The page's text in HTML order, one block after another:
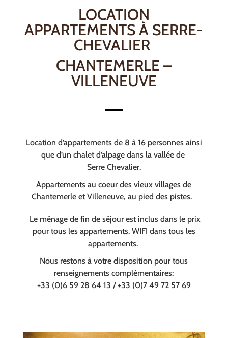
LOCATION
APPARTEMENTS À SERRE-
CHEVALIER
CHANTEMERLE –
VILLENEUVE
Location d’appartements de 8 à 16 personnes ainsi
que d’un chalet d’alpage dans la vallée de
Serre Chevalier.
Appartements au coeur des vieux villages de
Chantemerle et Villeneuve, au pied des pistes.
Le ménage de fin de séjour est inclus dans le prix
pour tous les appartements. WIFI dans tous les
appartements.
Nous restons à votre disposition pour tous
renseignements complémentaires:
+33 (0)6 59 28 64 13 / +33 (0)7 49 72 57 69